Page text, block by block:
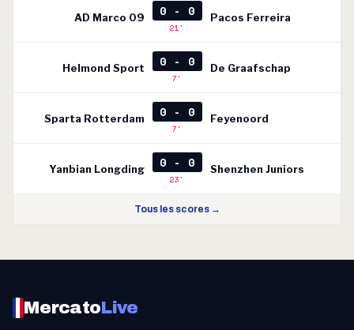
AD Marco 09 0 - 0
21'
Pacos Ferreira
Helmond Sport 0 - 0
7'
De Graafschap
Sparta Rotterdam 0 - 0
7'
Feyenoord
Yanbian Longding 0 - 0
23'
Shenzhen Juniors
Tous les scores →
MercatoLive